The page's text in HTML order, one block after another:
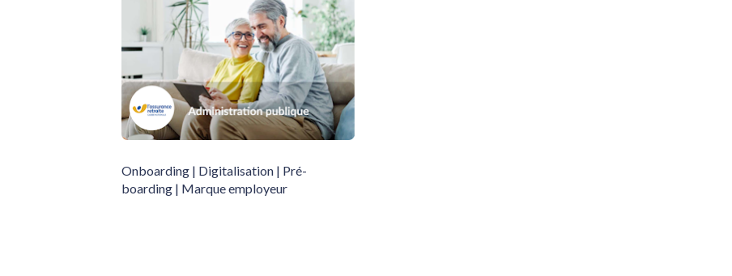
Onboarding | Digitalisation | Pré-
boarding | Marque employeur